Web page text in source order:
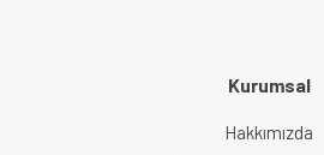
Kurumsal
Hakkımızda